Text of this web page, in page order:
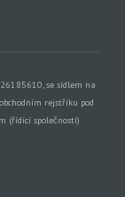
se sídlem na
rejstříku pod
(řídící společností)